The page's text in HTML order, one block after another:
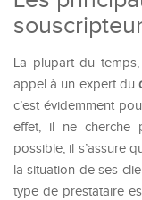
La plupart du
appel à un expert du
c’est évidemment
effet, il ne cherche
possible, il s’assure
la situation de ses
type de prestataire